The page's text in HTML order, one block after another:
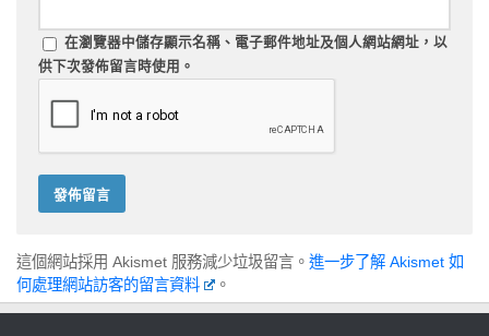
在瀏覽器中儲存顯示名稱、電子郵件地址及個人網站網址，以
供下次發佈留言時使用。
這個網站採用 Akismet 服務減少垃圾留言。 進一步了解 Akismet 如
何處理網站訪客的留言資料
。